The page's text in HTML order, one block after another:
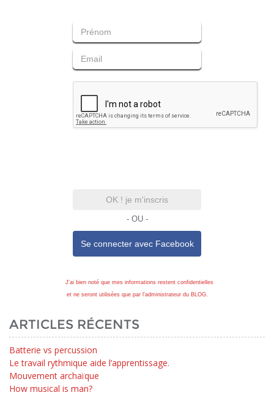
OK ! je m'inscris
- OU -
Se connecter avec Facebook
J'ai bien noté que mes informations restent confidentielles
et ne seront utilisées que par l'administrateur du BLOG.
ARTICLES RÉCENTS
Batterie vs percussion
Le travail rythmique aide l’apprentissage.
Mouvement archaïque
How musical is man?